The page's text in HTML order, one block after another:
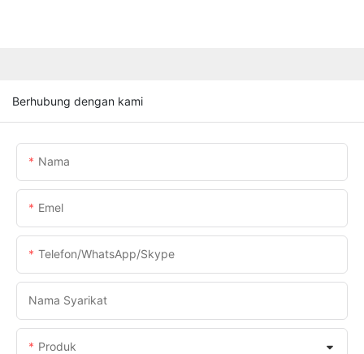
Berhubung dengan kami
Nama
Emel
Telefon/WhatsApp/Skype
Nama Syarikat
Produk